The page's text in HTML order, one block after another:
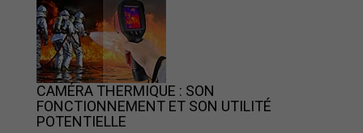
CAMÉRA THERMIQUE : SON
FONCTIONNEMENT ET SON UTILITÉ
POTENTIELLE